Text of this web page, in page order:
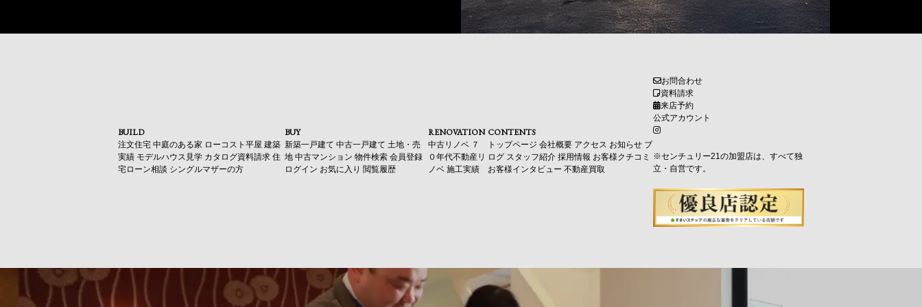
BUILD
注文住宅 中庭のある家 ローコスト平屋 建築
実績 モデルハウス見学 カタログ資料請求 住
宅ローン相談 シングルマザーの方
BUY
新築一戸建て 中古一戸建て 土地・売
地 中古マンション 物件検索 会員登録
ログイン お気に入り 閲覧履歴
RENOVATION
中古リノベ ７
０年代不動産リ
ノベ 施工実績
CONTENTS
トップページ 会社概要 アクセス お知らせ ブ
ログ スタッフ紹介 採用情報 お客様クチコミ
お客様インタビュー 不動産買取
お問合わせ
資料請求
来店予約
公式アカウント
※センチュリー21の加盟店は、すべて独
立・自営です。